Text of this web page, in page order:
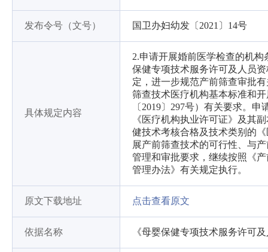
发布令号（文号） 国卫办妇幼发〔2021〕14号
具体规定内容
2.申请开展婚前医学检查的机
保健专项技术服务许可及人员
定，进一步规范产前筛查审批
筛查技术医疗机构基本标准和
〔2019〕297号）有关要求。
《医疗机构执业许可证》及其
健技术考核合格及技术类别的
展产前筛查技术的可行性、与
管理和审批要求，继续按照《
管理办法》有关规定执行。
原文下载地址 点击查看原文
依据名称 《母婴保健专项技术服务许可